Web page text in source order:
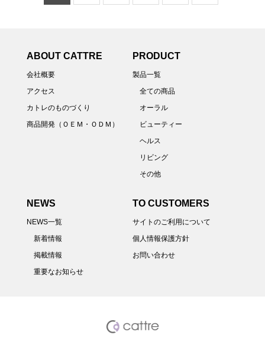
ABOUT CATTRE
会社概要
アクセス
カトレのものづくり
商品開発（ＯＥＭ・ＯＤＭ）
PRODUCT
製品一覧
全ての商品
オーラル
ビューティー
ヘルス
リビング
その他
NEWS
NEWS一覧
新着情報
掲載情報
重要なお知らせ
TO CUSTOMERS
サイトのご利用について
個人情報保護方針
お問い合わせ